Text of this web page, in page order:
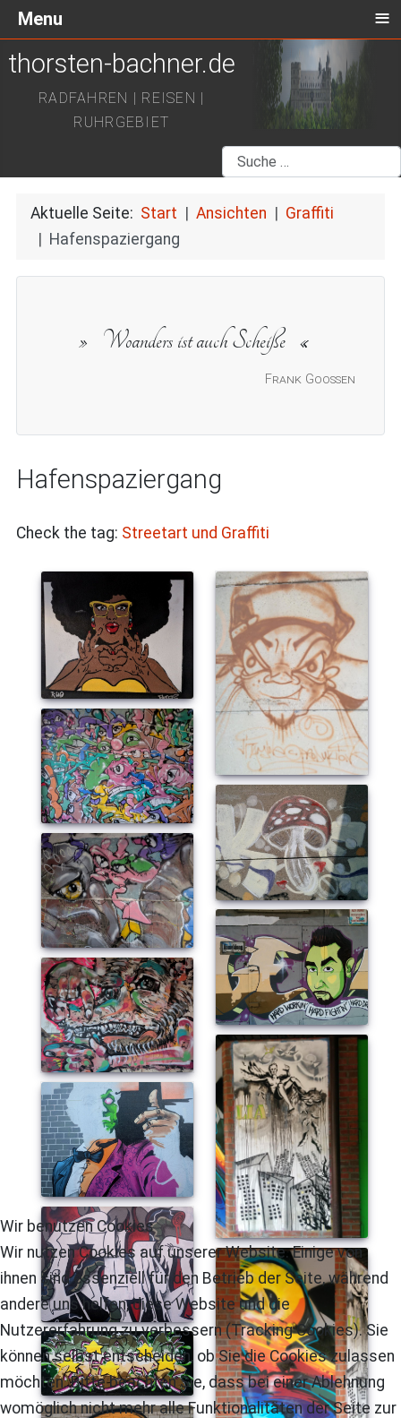
thorsten-bachner.de
RADFAHREN | REISEN |
RUHRGEBIET
Suchen
Aktuelle Seite: Start Ansichten
Graffiti
Hafenspaziergang
Frank Goossen
Woanders ist auch Scheiße
Hafenspaziergang
Check the tag: Streetart und Graffiti
Wir benutzen Cookies
Wir nutzen Cookies auf unserer Website. Einige von
ihnen sind essenziell für den Betrieb der Seite, während
andere uns helfen, diese Website und die
Nutzererfahrung zu verbessern (Tracking Cookies). Sie
können selbst entscheiden, ob Sie die Cookies zulassen
möchten. Bitte beachten Sie, dass bei einer Ablehnung
womöglich nicht mehr alle Funktionalitäten der Seite zur
Menu ≡